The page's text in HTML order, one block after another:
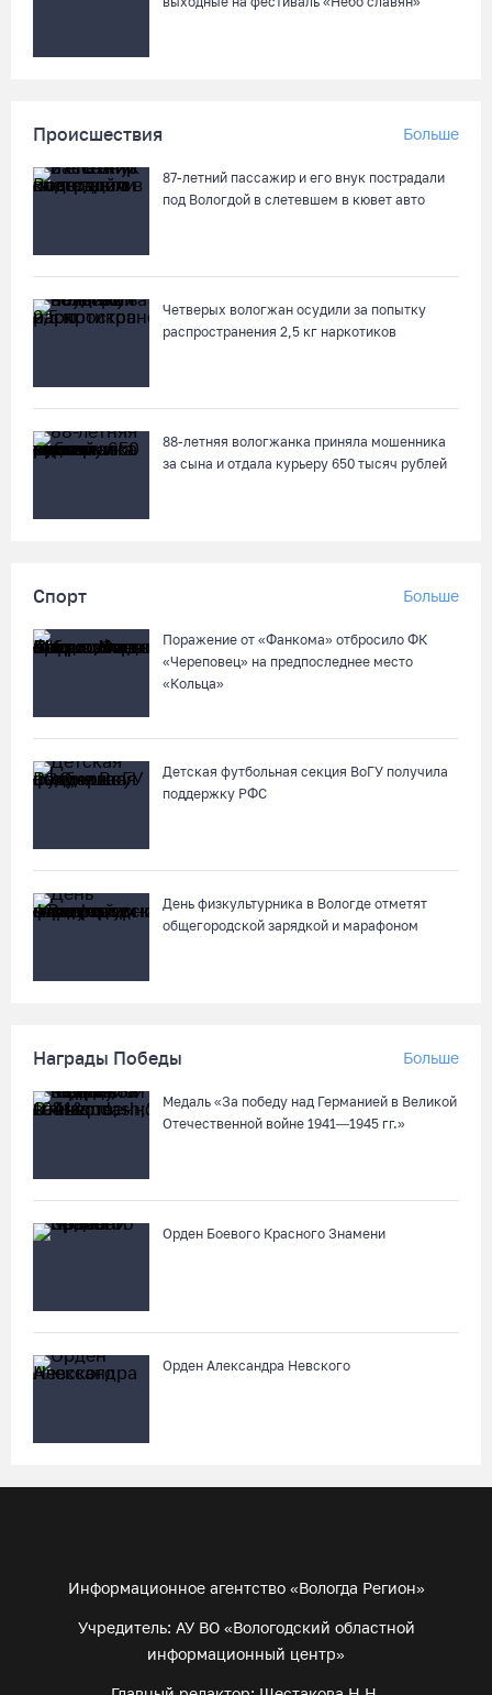
Происшествия Больше
87-летний пассажир и его внук пострадали
под Вологдой в слетевшем в кювет авто
Четверых вологжан осудили за попытку
распространения 2,5 кг наркотиков
88-летняя вологжанка приняла мошенника
за сына и отдала курьеру 650 тысяч рублей
Спорт Больше
Поражение от «Фанкома» отбросило ФК
«Череповец» на предпоследнее место
«Кольца»
Детская футбольная секция ВоГУ получила
поддержку РФС
День физкультурника в Вологде отметят
общегородской зарядкой и марафоном
Награды Победы Больше
Медаль «За победу над Германией в Великой
Отечественной войне 1941—1945 гг.»
Орден Боевого Красного Знамени
Орден Александра Невского
Информационное агентство «Вологда Регион»
Учредитель: АУ ВО «Вологодский областной
информационный центр»